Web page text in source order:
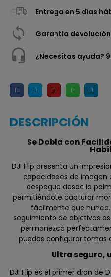
Entrega en 5 días
Garantía devolución
¿Necesitas ayuda?
DESCRIPCIÓN
Se Dobla con
DJI Flip presenta un
capacidades de imagen
despegue desde la
permitiéndote capturar
fácilmente que
seguimiento de objetivos
permanezca
puedas configurar tomas
Ultra seguro,
DJI Flip es el primer dron de